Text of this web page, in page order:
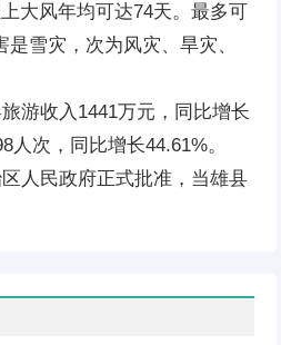
大风年均可达74天。最多可
雪灾，次为风灾、旱灾、
游收入1441万元，同比增长
人次，同比增长44.61%。
人民政府正式批准，当雄县